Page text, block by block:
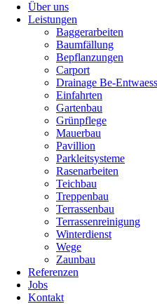
Über uns
Leistungen
Baggerarbeiten
Baumfällung
Bepflanzungen
Carport
Drainage Be-
Einfahrten
Gartenbau
Grünpflege
Mauerbau
Pavillion
Parkleitsysteme
Rasenarbeiten
Teichbau
Treppenbau
Terrassenbau
Terrassenreinigung
Winterdienst
Wege
Zaunbau
Referenzen
Jobs
Kontakt